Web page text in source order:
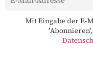
Mit Eingabe der E-